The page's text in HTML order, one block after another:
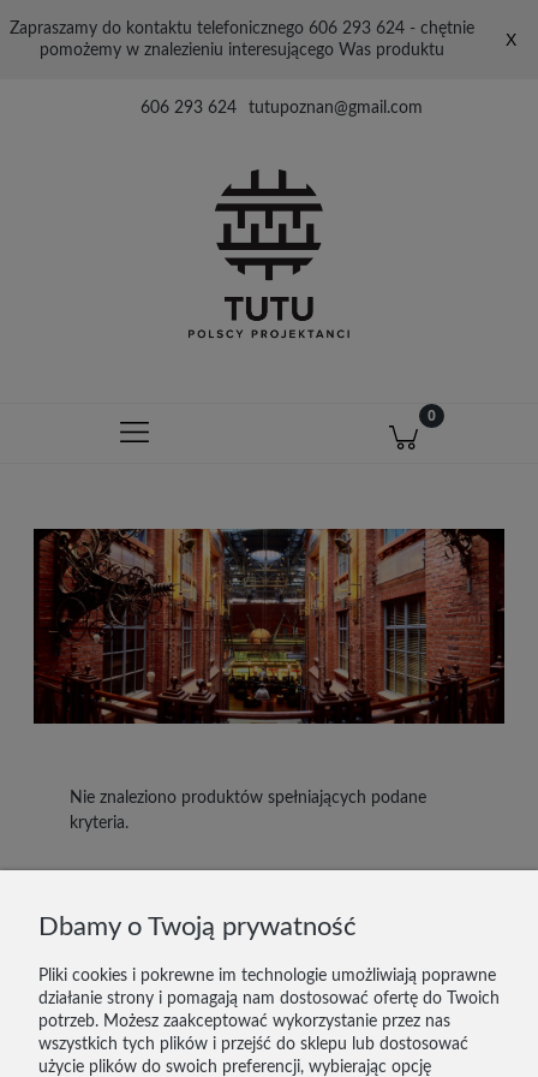
Zapraszamy do kontaktu telefonicznego 606 293 624 - chętnie
pomożemy w znalezieniu interesującego Was produktu
X
606 293 624 tutupoznan@gmail.com
Nie znaleziono produktów spełniających podane
kryteria.
DOSTAWA I PŁATNOŚĆ
KONTAKT
REGULAMIN
Dbamy o Twoją prywatność
Pliki cookies i pokrewne im technologie umożliwiają poprawne
działanie strony i pomagają nam dostosować ofertę do Twoich
potrzeb. Możesz zaakceptować wykorzystanie przez nas
wszystkich tych plików i przejść do sklepu lub dostosować
użycie plików do swoich preferencji, wybierając opcję